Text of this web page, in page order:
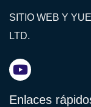
SITIO WEB Y
LTD.
Enlaces